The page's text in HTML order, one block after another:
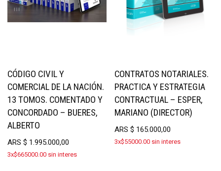
CÓDIGO CIVIL Y
COMERCIAL DE LA NACIÓN.
13 TOMOS. COMENTADO Y
CONCORDADO – BUERES,
ALBERTO
ARS $ 1.995.000,00
3x$665000.00 sin interes
CONTRATOS NOTARIALES.
PRACTICA Y ESTRATEGIA
CONTRACTUAL – ESPER,
MARIANO (DIRECTOR)
ARS$ 165.000,00
3x$55000.00 sin interes